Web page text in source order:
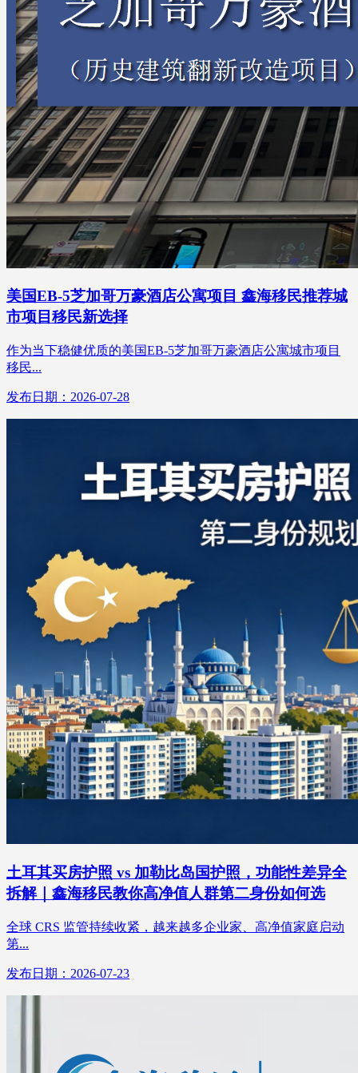
美国EB-5芝加哥万豪酒店公寓项目 鑫海移民推荐城
市项目移民新选择
作为当下稳健优质的美国EB-5芝加哥万豪酒店公寓城市项目
移民...
发布日期：2026-07-28
土耳其买房护照 vs 加勒比岛国护照，功能性差异全
拆解｜鑫海移民教你高净值人群第二身份如何选
全球 CRS 监管持续收紧，越来越多企业家、高净值家庭启动
第...
发布日期：2026-07-23